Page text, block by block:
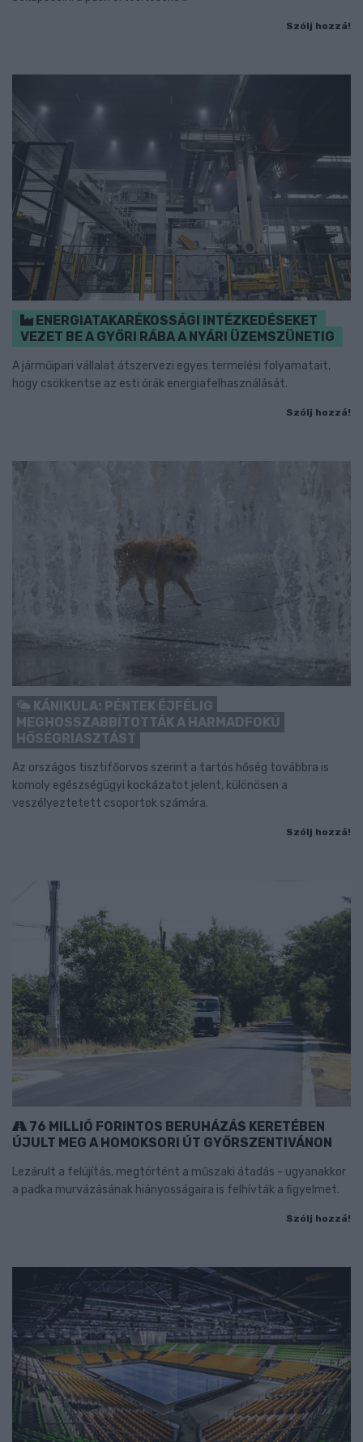
Szólj hozzá!
ENERGIATAKARÉKOSSÁGI INTÉZKEDÉSEKET
VEZET BE A GYŐRI RÁBA A NYÁRI ÜZEMSZÜNETIG
A járműipari vállalat átszervezi egyes termelési folyamatait,
hogy csökkentse az esti órák energiafelhasználását.
Szólj hozzá!
KÁNIKULA: PÉNTEK ÉJFÉLIG
MEGHOSSZABBÍTOTTÁK A HARMADFOKÚ
HŐSÉGRIASZTÁST
Az országos tisztifőorvos szerint a tartós hőség továbbra is
komoly egészségügyi kockázatot jelent, különösen a
veszélyeztetett csoportok számára.
Szólj hozzá!
76 MILLIÓ FORINTOS BERUHÁZÁS KERETÉBEN
ÚJULT MEG A HOMOKSORI ÚT GYŐRSZENTIVÁNON
Lezárult a felújítás, megtörtént a műszaki átadás - ugyanakkor
a padka murvázásának hiányosságaira is felhívták a figyelmet.
Szólj hozzá!